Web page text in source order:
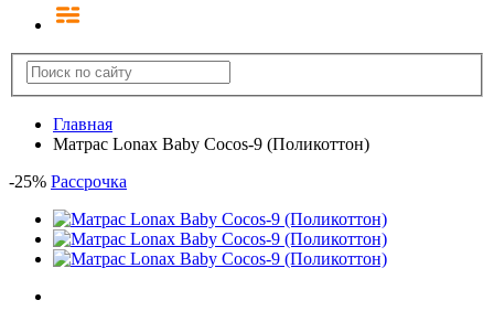
Главная
Матрас Lonax Baby Cocos-9 (Поликоттон)
-25% Рассрочка